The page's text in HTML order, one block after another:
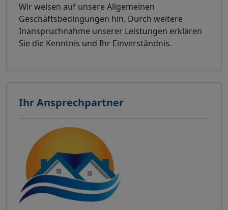
Wir weisen auf unsere Allgemeinen
Geschäftsbedingungen hin. Durch weitere
Inanspruchnahme unserer Leistungen erklären
Sie die Kenntnis und Ihr Einverständnis.
Ihr Ansprechpartner